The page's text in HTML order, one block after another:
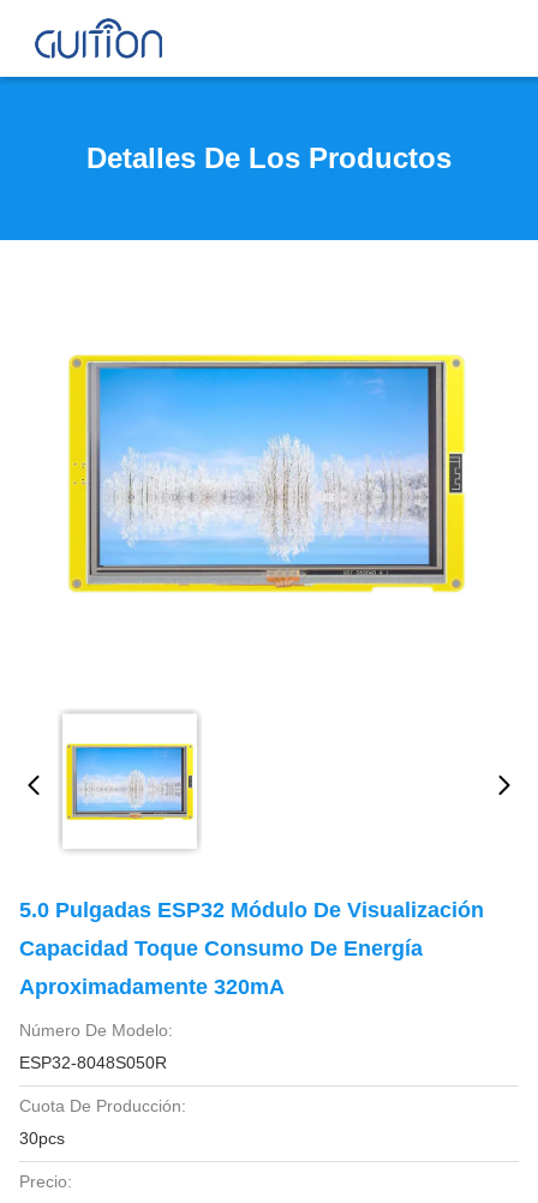
Detalles De Los Productos
5.0 Pulgadas ESP32 Módulo De Visualización
Capacidad Toque Consumo De Energía
Aproximadamente 320mA
Número De Modelo:
ESP32-8048S050R
Cuota De Producción:
30pcs
Precio: